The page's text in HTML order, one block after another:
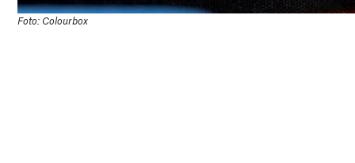
Foto: Colourbox